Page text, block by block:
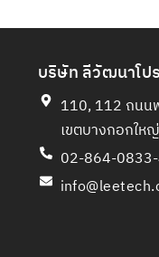
บริษัท ลีวัฒนาโป
110, 112 ถนน
เขตบางกอกให
02-864-